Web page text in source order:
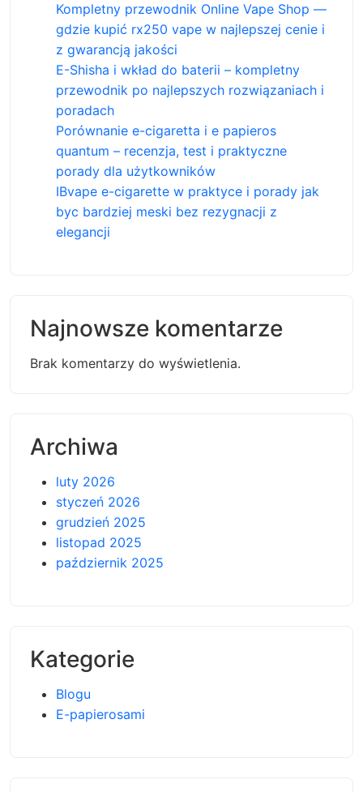
Kompletny przewodnik Online Vape Shop —
gdzie kupić rx250 vape w najlepszej cenie i
z gwarancją jakości
E-Shisha i wkład do baterii – kompletny
przewodnik po najlepszych rozwiązaniach i
poradach
Porównanie e-cigaretta i e papieros
quantum – recenzja, test i praktyczne
porady dla użytkowników
IBvape e-cigarette w praktyce i porady jak
byc bardziej meski bez rezygnacji z
elegancji
Najnowsze komentarze
Brak komentarzy do wyświetlenia.
Archiwa
luty 2026
styczeń 2026
grudzień 2025
listopad 2025
październik 2025
Kategorie
Blogu
E-papierosami